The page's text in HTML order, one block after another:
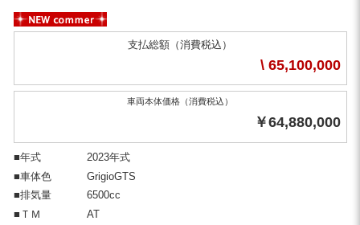
New
支払総額（消費税込）
\ 65,100,000
車両本体価格（消費税込）
￥64,880,000
■年式
2023年式
■車体色
GrigioGTS
■排気量
6500cc
■ＴＭ
AT